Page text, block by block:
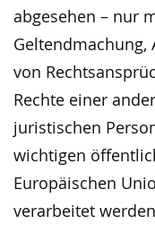
abgesehen – nur
Geltendmachung,
von
Rechte einer
juristischen
wichtigen
Europäischen
verarbeitet